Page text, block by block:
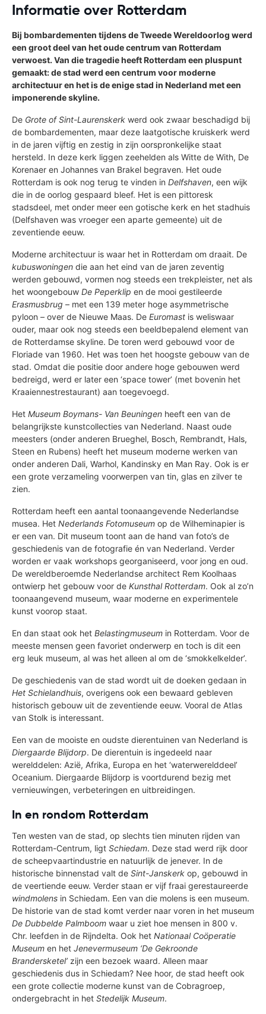
Informatie over Rotterdam
Bij bombardementen tijdens de Tweede Wereldoorlog werd
een groot deel van het oude centrum van Rotterdam
verwoest. Van die tragedie heeft Rotterdam een pluspunt
gemaakt: de stad werd een centrum voor moderne
architectuur en het is de enige stad in Nederland met een
imponerende skyline.
De Grote of Sint-Laurenskerk werd ook zwaar beschadigd bij
de bombardementen, maar deze laatgotische kruiskerk werd
in de jaren vijftig en zestig in zijn oorspronkelijke staat
hersteld. In deze kerk liggen zeehelden als Witte de With, De
Korenaer en Johannes van Brakel begraven. Het oude
Rotterdam is ook nog terug te vinden in Delfshaven, een wijk
die in de oorlog gespaard bleef. Het is een pittoresk
stadsdeel, met onder meer een gotische kerk en het stadhuis
(Delfshaven was vroeger een aparte gemeente) uit de
zeventiende eeuw.
Moderne architectuur is waar het in Rotterdam om draait. De
kubuswoningen die aan het eind van de jaren zeventig
werden gebouwd, vormen nog steeds een trekpleister, net als
het woongebouw De Peperklip en de mooi gestileerde
Erasmusbrug – met een 139 meter hoge asymmetrische
pyloon – over de Nieuwe Maas. De Euromast is weliswaar
ouder, maar ook nog steeds een beeldbepalend element van
de Rotterdamse skyline. De toren werd gebouwd voor de
Floriade van 1960. Het was toen het hoogste gebouw van de
stad. Omdat die positie door andere hoge gebouwen werd
bedreigd, werd er later een ‘space tower’ (met bovenin het
Kraaiennestrestaurant) aan toegevoegd.
Het Museum Boymans- Van Beuningen heeft een van de
belangrijkste kunstcollecties van Nederland. Naast oude
meesters (onder anderen Brueghel, Bosch, Rembrandt, Hals,
Steen en Rubens) heeft het museum moderne werken van
onder anderen Dali, Warhol, Kandinsky en Man Ray. Ook is er
een grote verzameling voorwerpen van tin, glas en zilver te
zien.
Rotterdam heeft een aantal toonaangevende Nederlandse
musea. Het Nederlands Fotomuseum op de Wilheminapier is
er een van. Dit museum toont aan de hand van foto’s de
geschiedenis van de fotografie én van Nederland. Verder
worden er vaak workshops georganiseerd, voor jong en oud.
De wereldberoemde Nederlandse architect Rem Koolhaas
ontwierp het gebouw voor de Kunsthal Rotterdam. Ook al zo’n
toonaangevend museum, waar moderne en experimentele
kunst voorop staat.
En dan staat ook het Belastingmuseum in Rotterdam. Voor de
meeste mensen geen favoriet onderwerp en toch is dit een
erg leuk museum, al was het alleen al om de ‘smokkelkelder’.
De geschiedenis van de stad wordt uit de doeken gedaan in
Het Schielandhuis, overigens ook een bewaard gebleven
historisch gebouw uit de zeventiende eeuw. Vooral de Atlas
van Stolk is interessant.
Een van de mooiste en oudste dierentuinen van Nederland is
Diergaarde Blijdorp. De dierentuin is ingedeeld naar
werelddelen: Azië, Afrika, Europa en het ‘waterwerelddeel’
Oceanium. Diergaarde Blijdorp is voortdurend bezig met
vernieuwingen, verbeteringen en uitbreidingen.
In en rondom Rotterdam
Ten westen van de stad, op slechts tien minuten rijden van
Rotterdam-Centrum, ligt Schiedam. Deze stad werd rijk door
de scheepvaartindustrie en natuurlijk de jenever. In de
historische binnenstad valt de Sint-Janskerk op, gebouwd in
de veertiende eeuw. Verder staan er vijf fraai gerestaureerde
windmolens in Schiedam. Een van die molens is een museum.
De historie van de stad komt verder naar voren in het museum
De Dubbelde Palmboom waar u ziet hoe mensen in 800 v.
Chr. leefden in de Rijndelta. Ook het Nationaal Coöperatie
Museum en het Jenevermuseum ‘De Gekroonde
Brandersketel’ zijn een bezoek waard. Alleen maar
geschiedenis dus in Schiedam? Nee hoor, de stad heeft ook
een grote collectie moderne kunst van de Cobragroep,
ondergebracht in het Stedelijk Museum.